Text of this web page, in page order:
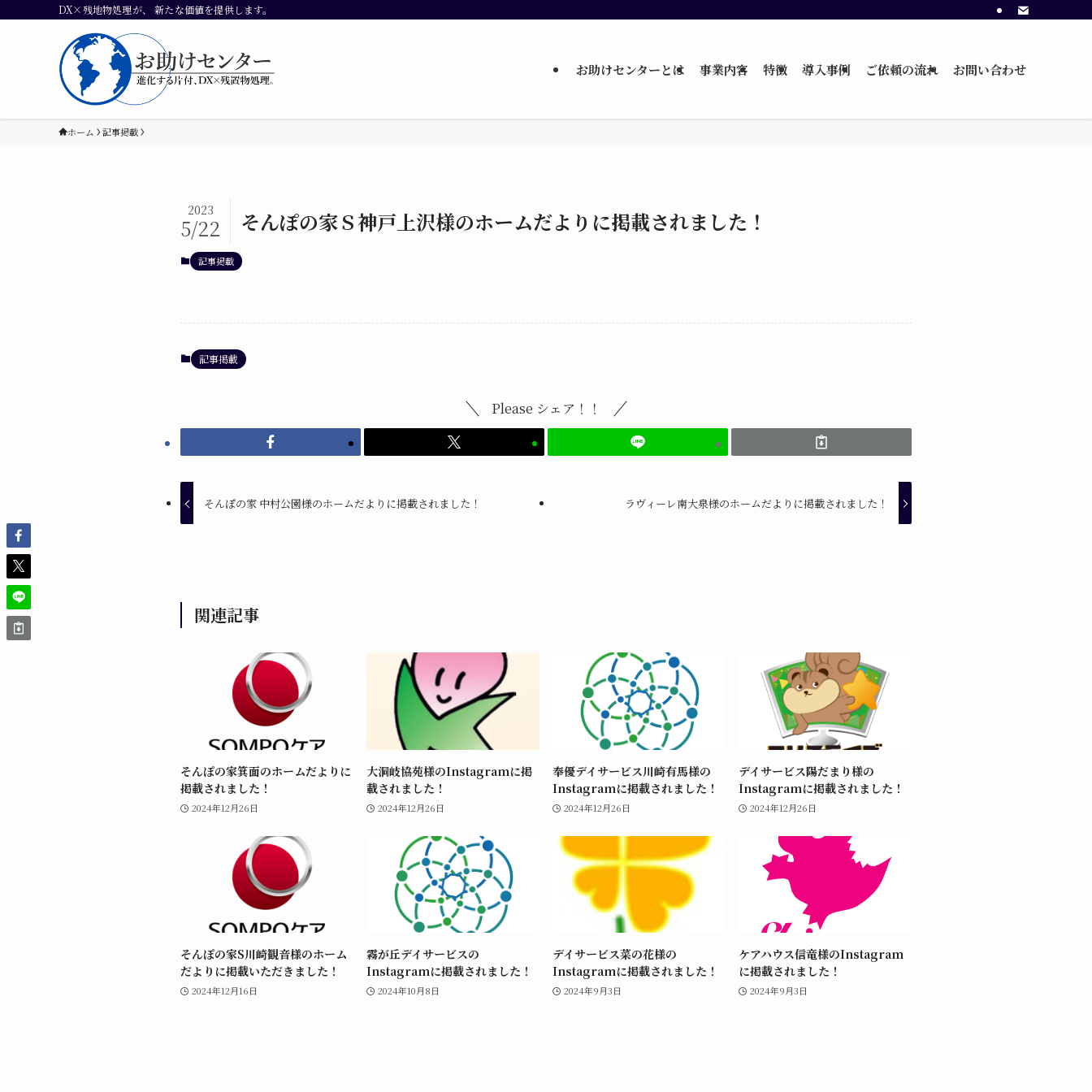
DX×残地物処理が、 新たな価値を提供します。
お助けセンターとは 事業内容 特徴 導入事例 ご依頼の流れ お問い合わせ
ホーム 記事掲載
そんぽの家Ｓ神戸上沢様のホームだよりに掲載されました！
2023
5/22
記事掲載
記事掲載
Please シェア！！
そんぽの家 中村公園様のホームだよりに掲載されました！ ラヴィーレ南大泉様のホームだよりに掲載されました！
関連記事
そんぽの家箕面のホームだよりに
掲載されました！
2024年12月26日
大洞岐協苑様のInstagramに掲
載されました！
2024年12月26日
奉優デイサービス川崎有馬様の
Instagramに掲載されました！
2024年12月26日
デイサービス陽だまり様の
Instagramに掲載されました！
2024年12月26日
そんぽの家S川崎観音様のホーム
だよりに掲載いただきました！
2024年12月16日
霧が丘デイサービスの
Instagramに掲載されました！
2024年10月8日
デイサービス菜の花様の
Instagramに掲載されました！
2024年9月3日
ケアハウス信竜様のInstagram
に掲載されました！
2024年9月3日